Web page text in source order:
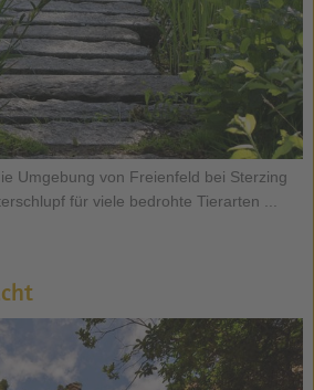
Umgebung von Freienfeld bei Sterzing
für viele bedrohte Tierarten ...